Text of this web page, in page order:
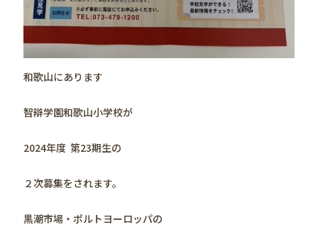
和歌山にあります
智辯学園和歌山小学校が
2024年度 第23期生の
２次募集をされます。
黒潮市場・ポルトヨーロッパの